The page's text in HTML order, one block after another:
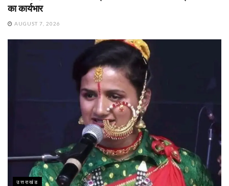
का कार्यभार
AUGUST 7, 2026
उत्तराखंड